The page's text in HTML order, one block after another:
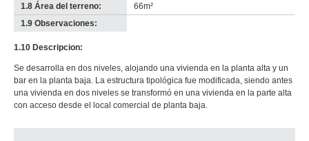
1.8 Área del terreno:
66m²
1.9 Observaciones:
1.10 Descripcion:
Se desarrolla en dos niveles, alojando una vivienda en la planta alta y un
bar en la planta baja. La estructura tipológica fue modificada, siendo antes
una vivienda en dos niveles se transformó en una vivienda en la parte alta
con acceso desde el local comercial de planta baja.